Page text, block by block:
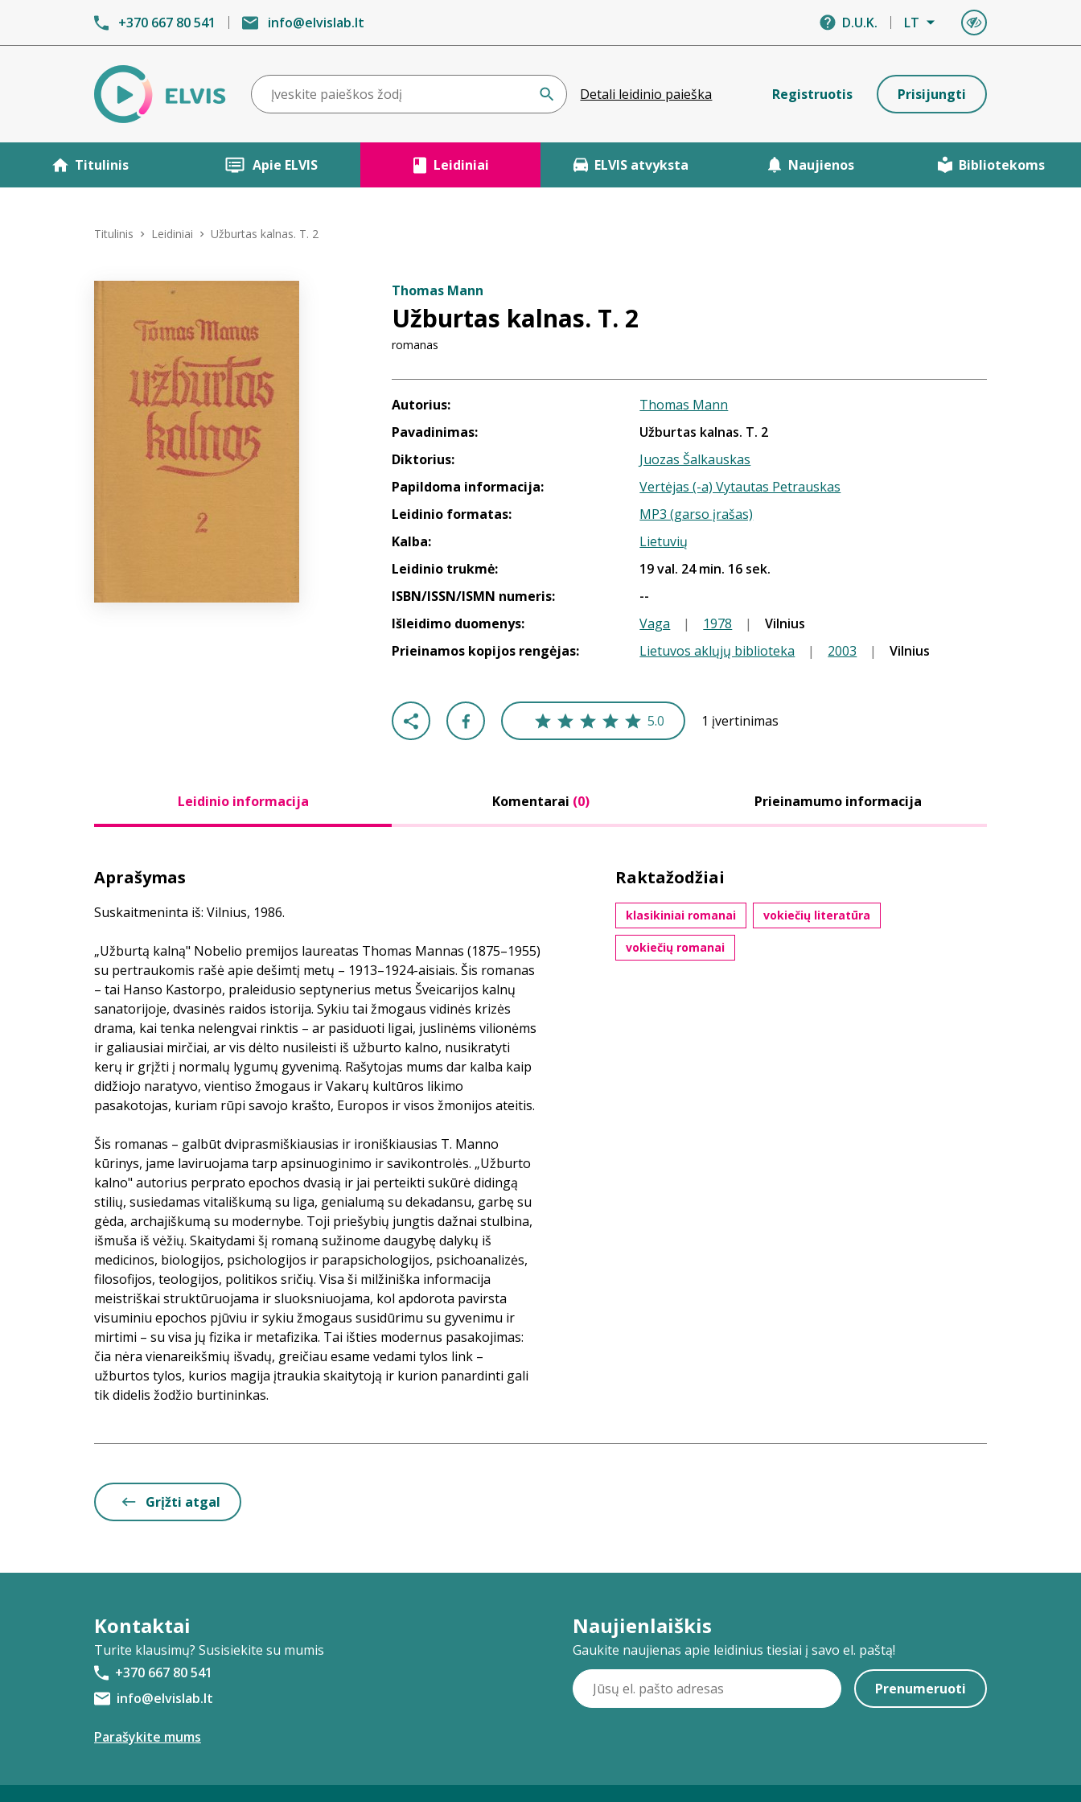
+370 667 80 541 info@elvislab.lt D.U.K. LT
Detali leidinio paieška Registruotis Prisijungti
Titulinis Apie ELVIS Leidiniai ELVIS atvyksta Naujienos Bibliotekoms
Titulinis Leidiniai Užburtas kalnas. T. 2
Thomas Mann
Užburtas kalnas. T. 2
romanas
Autorius:
Thomas Mann
Pavadinimas:
Užburtas kalnas. T. 2
Diktorius:
Juozas Šalkauskas
Papildoma informacija:
Vertėjas (-a) Vytautas Petrauskas
Leidinio formatas:
MP3 (garso įrašas)
Kalba:
Lietuvių
Leidinio trukmė:
19 val. 24 min. 16 sek.
ISBN/ISSN/ISMN numeris:
--
Išleidimo duomenys:
Vaga | 1978 |
Vilnius
Prieinamos kopijos rengėjas:
Lietuvos aklųjų biblioteka | 2003 | Vilnius
5.0 1 įvertinimas
Leidinio informacija Komentarai (0) Prieinamumo informacija
Aprašymas
Suskaitmeninta iš: Vilnius, 1986.
„Užburtą kalną" Nobelio premijos laureatas Thomas Mannas (1875–1955)
su pertraukomis rašė apie dešimtį metų – 1913–1924-aisiais. Šis romanas
– tai Hanso Kastorpo, praleidusio septynerius metus Šveicarijos kalnų
sanatorijoje, dvasinės raidos istorija. Sykiu tai žmogaus vidinės krizės
drama, kai tenka nelengvai rinktis – ar pasiduoti ligai, juslinėms vilionėms
ir galiausiai mirčiai, ar vis dėlto nusileisti iš užburto kalno, nusikratyti
kerų ir grįžti į normalų lygumų gyvenimą. Rašytojas mums dar kalba kaip
didžiojo naratyvo, vientiso žmogaus ir Vakarų kultūros likimo
pasakotojas, kuriam rūpi savojo krašto, Europos ir visos žmonijos ateitis.
Šis romanas – galbūt dviprasmiškiausias ir ironiškiausias T. Manno
kūrinys, jame laviruojama tarp apsinuoginimo ir savikontrolės. „Užburto
kalno" autorius perprato epochos dvasią ir jai perteikti sukūrė didingą
stilių, susiedamas vitališkumą su liga, genialumą su dekadansu, garbę su
gėda, archajiškumą su modernybe. Toji priešybių jungtis dažnai stulbina,
išmuša iš vėžių. Skaitydami šį romaną sužinome daugybę dalykų iš
medicinos, biologijos, psichologijos ir parapsichologijos, psichoanalizės,
filosofijos, teologijos, politikos sričių. Visa ši milžiniška informacija
meistriškai struktūruojama ir sluoksniuojama, kol apdorota pavirsta
visuminiu epochos pjūviu ir sykiu žmogaus susidūrimu su gyvenimu ir
mirtimi – su visa jų fizika ir metafizika. Tai išties modernus pasakojimas:
čia nėra vienareikšmių išvadų, greičiau esame vedami tylos link –
užburtos tylos, kurios magija įtraukia skaitytoją ir kurion panardinti gali
tik didelis žodžio burtininkas.
Raktažodžiai
klasikiniai romanai vokiečių literatūra
vokiečių romanai
Grįžti atgal
Kontaktai
Turite klausimų? Susisiekite su mumis
+370 667 80 541
info@elvislab.lt
Parašykite mums
Naujienlaiškis
Gaukite naujienas apie leidinius tiesiai į savo el. paštą!
Prenumeruoti